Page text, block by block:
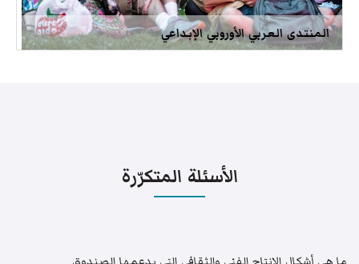
المنتدى العربي الأوروبي الإبداعي
الأسئلة المتكرّرة
ما هي أشكال الإنتاج الفني والثقافي التي يدعمها الصندوق